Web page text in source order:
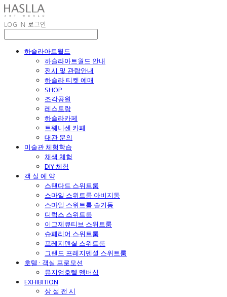
LOG IN 로그인
하슬라아트월드
하슬라아트월드 안내
전시 및 관람안내
하슬라 티켓 예매
SHOP
조각공원
레스토랑
하슬라카페
트웨니센 카페
대관 문의
미술관 체험학습
채색 체험
DIY 체험
객 실 예 약
스탠다드 스위트룸
스마일 스위트룸 아비지동
스마일 스위트룸 솔거동
디럭스 스위트룸
이그제큐티브 스위트룸
슈페리어 스위트룸
프레지덴셜 스위트룸
그랜드 프레지덴셜 스위트룸
호텔 · 객실 프로모션
뮤지엄호텔 멤버십
EXHIBITION
상 설 전 시